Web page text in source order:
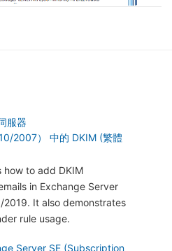
服器
2007） 中的 DKIM (繁體
how to add DKIM
in Exchange Server
It also demonstrates
rule usage.
Server SE (Subscription